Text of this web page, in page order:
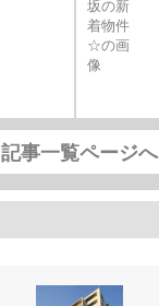
記事一覧ページへ